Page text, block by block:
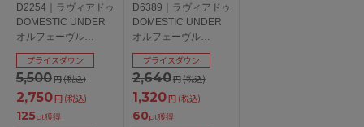
D2254｜ラヴィアドゥ
DOMESTIC UNDER
オルフェーヴル
D2254シリーズ ブラ
ジャー単品 全3色 B-
E/65-75
5,500円(税込)
プライスダウン
2,750円 (税込)
125pt獲得
D6389｜ラヴィアドゥ
DOMESTIC UNDER
オルフェーヴル
D2254シリーズ スタ
ンダードショーツ 全3
色 M/L
2,640円(税込)
プライスダウン
1,320円 (税込)
60pt獲得